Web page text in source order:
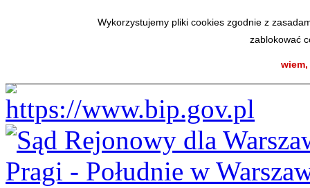
Wykorzystujemy pliki cookies zgodnie z
zablokować
niedziela, 9 sierpnia 2026 roku